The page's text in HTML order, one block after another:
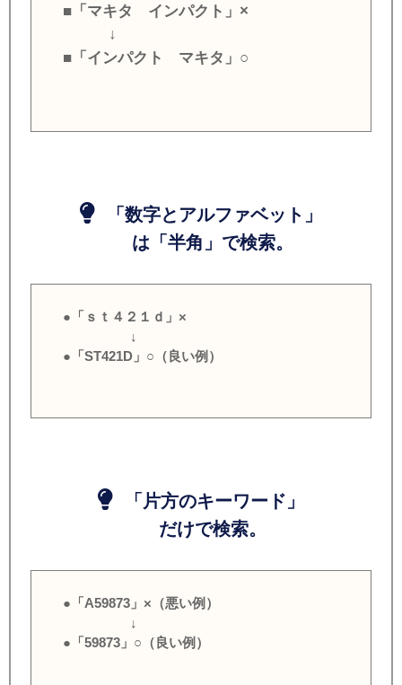
■「マキタ インパクト」×
↓
■「インパクト マキタ」○
「数字とアルファベット」
は「半角」で検索。
●「ｓｔ４２１ｄ」×
↓
●「ST421D」○（良い例）
「片方のキーワード」
だけで検索。
●「A59873」×（悪い例）
↓
●「59873」○（良い例）